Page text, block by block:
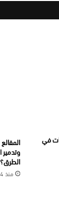
في
وتدمير
الطرق؟
منذ 4 أيام